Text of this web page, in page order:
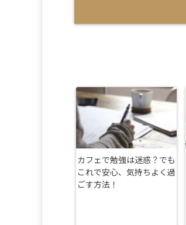
カフェで勉強は迷惑？でも
これで安心、気持ちよく過
ごす方法！